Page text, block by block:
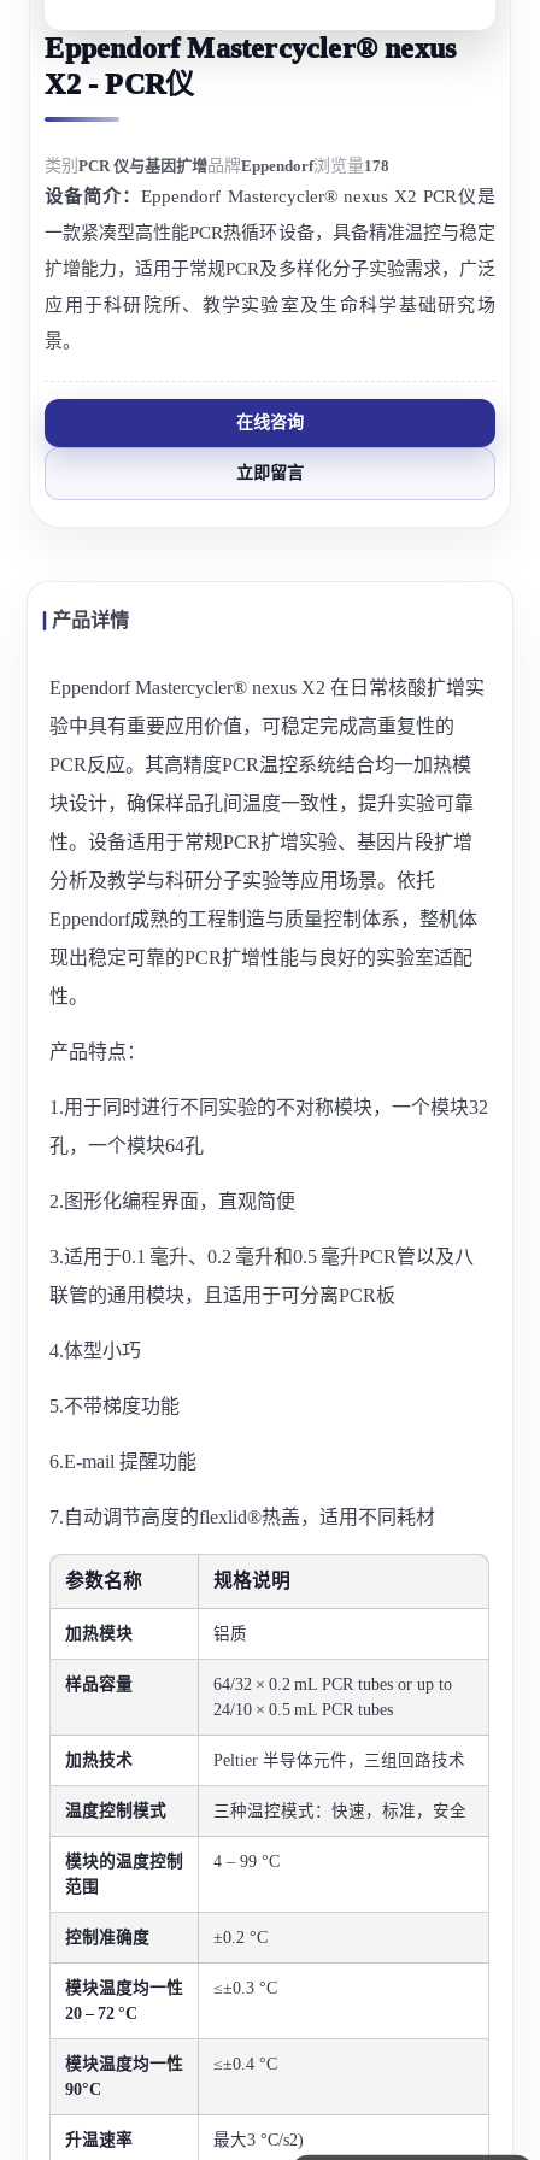
Eppendorf Mastercycler® nexus
X2 - PCR仪
类别PCR 仪与基因扩增品牌Eppendorf浏览量178
设备简介：Eppendorf Mastercycler® nexus X2 PCR仪是
一款紧凑型高性能PCR热循环设备，具备精准温控与稳定
扩增能力，适用于常规PCR及多样化分子实验需求，广泛
应用于科研院所、教学实验室及生命科学基础研究场
景。
在线咨询
立即留言
产品详情
Eppendorf Mastercycler® nexus X2 在日常核酸扩增实
验中具有重要应用价值，可稳定完成高重复性的
PCR反应。其高精度PCR温控系统结合均一加热模
块设计，确保样品孔间温度一致性，提升实验可靠
性。设备适用于常规PCR扩增实验、基因片段扩增
分析及教学与科研分子实验等应用场景。依托
Eppendorf成熟的工程制造与质量控制体系，整机体
现出稳定可靠的PCR扩增性能与良好的实验室适配
性。
产品特点：
1.用于同时进行不同实验的不对称模块，一个模块32
孔，一个模块64孔
2.图形化编程界面，直观简便
3.适用于0.1 毫升、0.2 毫升和0.5 毫升PCR管以及八
联管的通用模块，且适用于可分离PCR板
4.体型小巧
5.不带梯度功能
6.E-mail 提醒功能
7.自动调节高度的flexlid®热盖，适用不同耗材
参数名称 规格说明
加热模块 铝质
样品容量
64/32 × 0.2 mL PCR tubes or up to
24/10 × 0.5 mL PCR tubes
加热技术 Peltier 半导体元件，三组回路技术
温度控制模式 三种温控模式：快速，标准，安全
模块的温度控制
范围
4 – 99 °C
控制准确度 ±0.2 °C
模块温度均一性
20 – 72 °C
≤±0.3 °C
模块温度均一性
90°C
≤±0.4 °C
升温速率 最大3 °C/s2)